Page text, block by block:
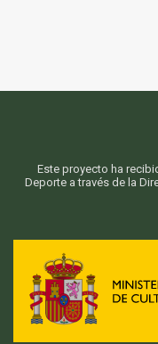
Este proyecto ha
Deporte a través de la